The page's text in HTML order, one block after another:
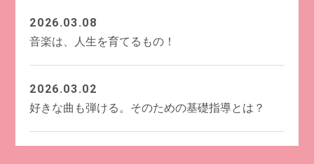
2026.03.08
音楽は、人生を育てるもの！
2026.03.02
好きな曲も弾ける。そのための基礎指導とは？